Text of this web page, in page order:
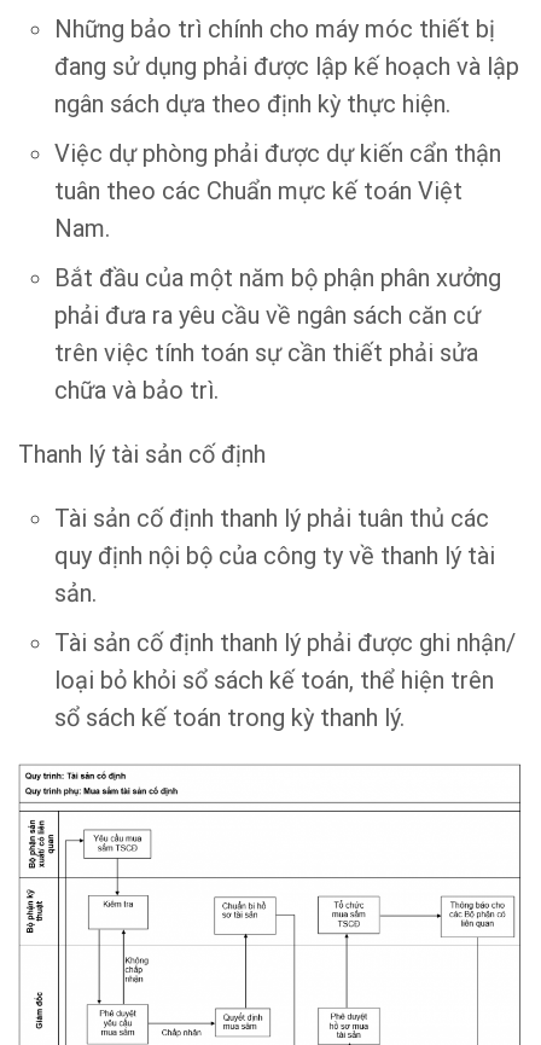
Những bảo trì chính cho máy móc thiết bị
đang sử dụng phải được lập kế hoạch và lập
ngân sách dựa theo định kỳ thực hiện.
Việc dự phòng phải được dự kiến cẩn thận
tuân theo các Chuẩn mực kế toán Việt
Nam.
Bắt đầu của một năm bộ phận phân xưởng
phải đưa ra yêu cầu về ngân sách căn cứ
trên việc tính toán sự cần thiết phải sửa
chữa và bảo trì.
Thanh lý tài sản cố định
Tài sản cố định thanh lý phải tuân thủ các
quy định nội bộ của công ty về thanh lý tài
sản.
Tài sản cố định thanh lý phải được ghi nhận/
loại bỏ khỏi sổ sách kế toán, thể hiện trên
sổ sách kế toán trong kỳ thanh lý.